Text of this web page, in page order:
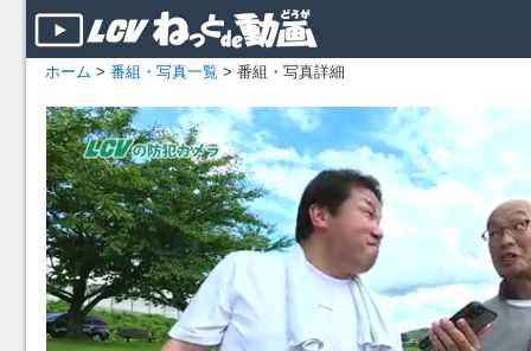
ホーム > 番組・写真一覧 > 番組・写真詳細